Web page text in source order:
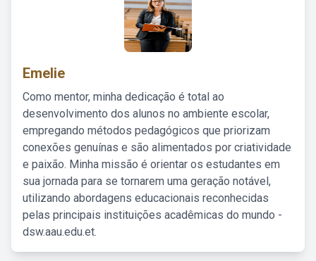
Emelie
Como mentor, minha dedicação é total ao
desenvolvimento dos alunos no ambiente escolar,
empregando métodos pedagógicos que priorizam
conexões genuínas e são alimentados por criatividade
e paixão. Minha missão é orientar os estudantes em
sua jornada para se tornarem uma geração notável,
utilizando abordagens educacionais reconhecidas
pelas principais instituições acadêmicas do mundo -
dsw.aau.edu.et.